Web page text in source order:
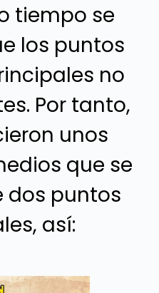
tiempo se
los puntos
no
Por tanto,
unos
que se
dos puntos
así: